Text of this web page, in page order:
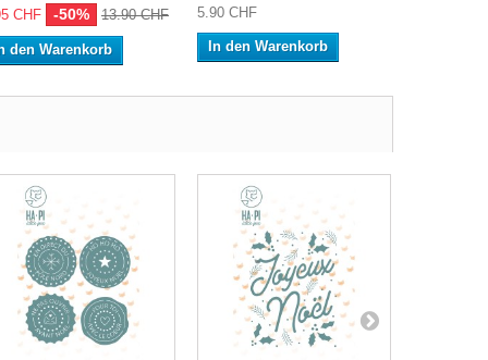
CHF -50% 13.90 CHF
den Warenkorb
5.90 CHF
In den Warenkorb